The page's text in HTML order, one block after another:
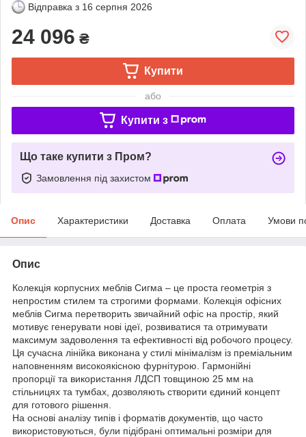
Відправка з 16 серпня 2026
24 096 ₴
Купити
або
Купити з
Що таке купити з Пром?
Замовлення під захистом
Опис Характеристики Доставка Оплата Умови
Опис
Колекція корпусних меблів Сигма – це проста геометрія з
непростим стилем та строгими формами. Колекція офісних
меблів Сигма перетворить звичайний офіс на простір, який
мотивує генерувати нові ідеї, розвиватися та отримувати
максимум задоволення та ефективності від робочого процесу.
Ця сучасна лінійка виконана у стилі мінімалізм із преміальним
наповненням високоякісною фурнітурою. Гармонійні
пропорції та використання ЛДСП товщиною 25 мм на
стільницях та тумбах, дозволяють створити єдиний концепт
для готового рішення.
На основі аналізу типів і форматів документів, що часто
використовуються, були підібрані оптимальні розміри для